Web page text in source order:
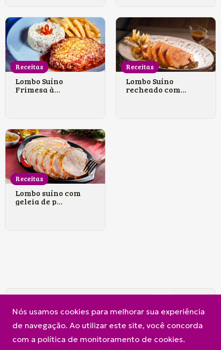
Receitas
Lombo Suíno
Frimesa à
Receitas
Lombo Suíno
recheado com
Receitas
Lombo suíno com
geleia de p...
Nós usamos cookies para melhorar sua experiência
de navegação. Ao utilizar este site, você concorda
com a política de monitoramento de cookies.
Política de Privacidade e Cookies